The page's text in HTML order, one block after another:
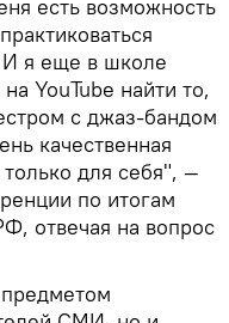
есть возможность
И я еще в школе
YouTube найти то,
с джаз-бандом
качественная
для себя", —
по итогам
отвечая на вопрос